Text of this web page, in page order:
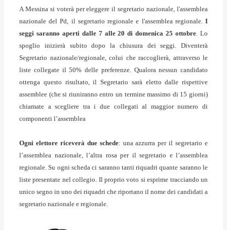
A Messina si voterà per eleggere il segretario nazionale, l'assemblea
nazionale del Pd, il segretario regionale e l'assemblea regionale. I
seggi saranno aperti dalle 7 alle 20 di domenica 25 ottobre . Lo
spoglio inizierà subito dopo la chiusura dei seggi. Diventerà
Segretario nazionale/regionale, colui che raccoglierà, attraverso le
liste collegate il 50% delle preferenze. Qualora nessun candidato
ottenga questo risultato, il Segretario sarà eletto dalle rispettive
assemblee (che si riuniranno entro un termine massimo di 15 giorni)
chiamate a scegliere tra i due collegati al maggior numero di
componenti l’assemblea
Ogni elettore riceverà due schede: una azzurra per il segretario e
l’assemblea nazionale, l’altra rosa per il segretario e l’assemblea
regionale. Su ogni scheda ci saranno tanti riquadri quante saranno le
liste presentate nel collegio. Il proprio voto si esprime tracciando un
unico segno in uno dei riquadri che riportano il nome dei candidati a
segretario nazionale e regionale.